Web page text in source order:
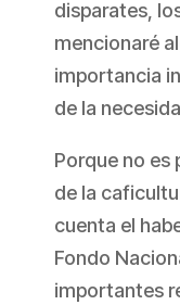
disparates,
mencionaré
importancia
de la
Porque no es
de la
cuenta el
Fondo
importantes